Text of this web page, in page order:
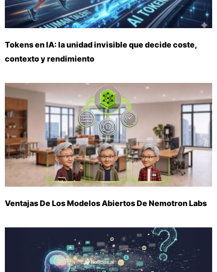
Tokens en IA: la unidad invisible que decide coste,
contexto y rendimiento
Ventajas De Los Modelos Abiertos De Nemotron Labs